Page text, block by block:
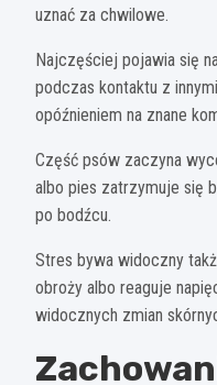
uznać za chwilowe.
Najczęściej pojawia się
podczas kontaktu z
opóźnieniem na znane
Część psów zaczyna
albo pies zatrzymuje się
po bodźcu.
Stres bywa widoczny
obroży albo reaguje
widocznych zmian